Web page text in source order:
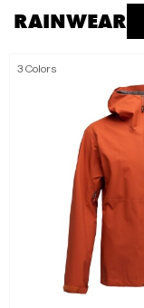
RAINWEAR
3 Colors